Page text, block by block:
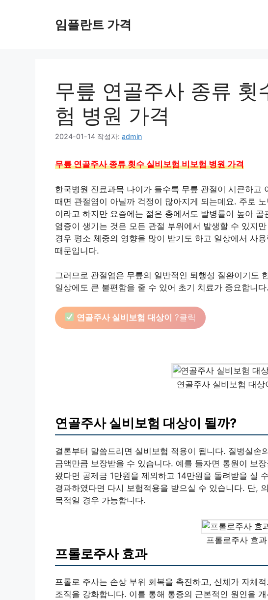
임플란트 가격
무릎 연골주사 종류 횟
험 병원 가격
2024-01-14 작성자: admin
무릎 연골주사 종류 횟수 실비보험 비보험 병원 가격
한국병원 진료과목 나이가 들수록 무릎 관절이 시큰하고
때면 관절염이 아닐까 걱정이 많아지게 되는데요. 주로
이라고 하지만 요즘에는 젊은 층에서도 발병률이 높아
염증이 생기는 것은 모든 관절 부위에서 발생할 수 있지
경우 평소 체중의 영향을 많이 받기도 하고 일상에서 사
때문입니다.
그러므로 관절염은 무릎의 일반적인 퇴행성 질환이기도
일상에도 큰 불편함을 줄 수 있어 초기 치료가 중요합니
연골주사 실비보험 대상이 ?클릭
연골주사 실비보험 대상
연골주사 실비보험 대상이 될까?
결론부터 말씀드리면 실비보험 적용이 됩니다. 질병실손
금액만큼 보장받을 수 있습니다. 예를 들자면 통원이 보
왔다면 공제금 1만원을 제외하고 14만원을 돌려받을 실
경과하였다면 다시 보험적용을 받으실 수 있습니다. 단,
목적일 경우 가능합니다.
프롤로주사 효과
프롤로주사 효과
프롤로 주사는 손상 부위 회복을 촉진하고, 신체가 자체
조직을 강화합니다. 이를 통해 통증의 근본적인 원인을